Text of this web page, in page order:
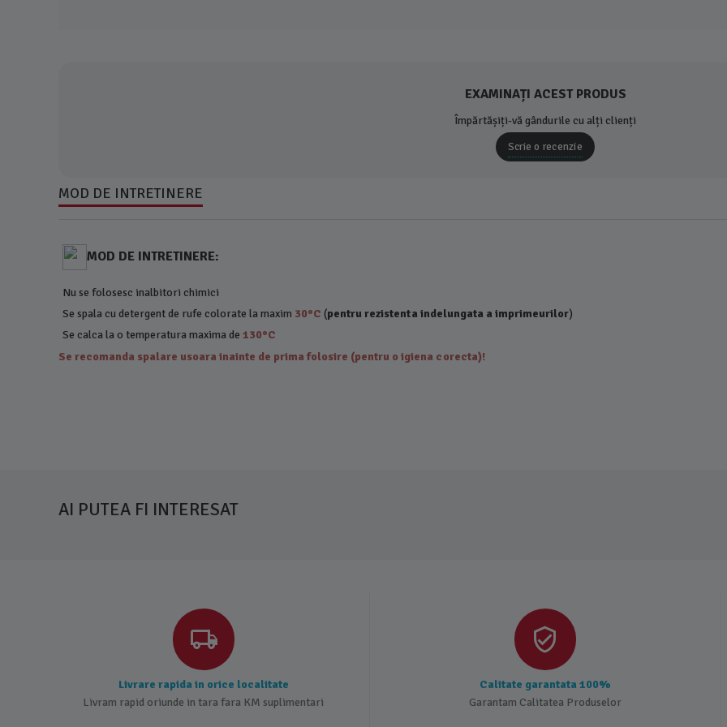
EXAMINAȚI ACEST PRODUS
Împărtășiți-vă gândurile cu alți clienți
Scrie o recenzie
MOD DE INTRETINERE
MOD DE INTRETINERE:
Nu se folosesc inalbitori chimici
Se spala cu detergent de rufe colorate la maxim 30°C (pentru rezistenta indelungata a imprimeurilor)
Se calca la o temperatura maxima de130°C
Se recomanda spalare usoara inainte de prima folosire (pentru o igiena corecta)!
AI PUTEA FI INTERESAT
Livrare rapida in orice localitate
Livram rapid oriunde in tara fara KM suplimentari
Calitate garantata 100%
Garantam Calitatea Produselor